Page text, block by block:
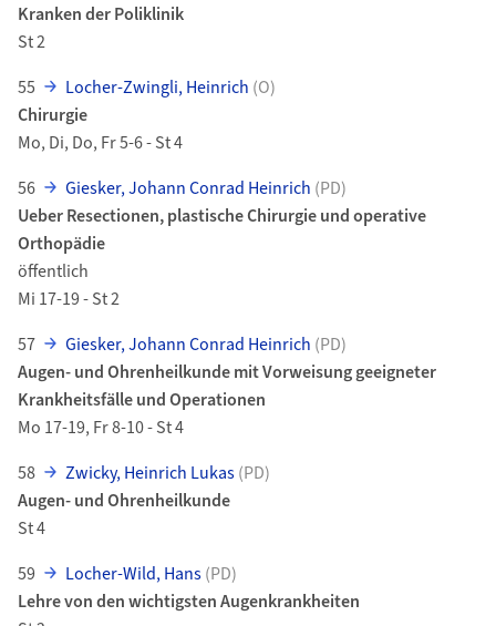
Kranken der Poliklinik
St 2
55
Locher-Zwingli, Heinrich (O)
Chirurgie
Mo, Di, Do, Fr 5-6 - St 4
56
Giesker, Johann Conrad Heinrich (PD)
Ueber Resectionen, plastische Chirurgie und operative
Orthopädie
öffentlich
Mi 17-19 - St 2
57
Giesker, Johann Conrad Heinrich (PD)
Augen- und Ohrenheilkunde mit Vorweisung geeigneter
Krankheitsfälle und Operationen
Mo 17-19, Fr 8-10 - St 4
58
Zwicky, Heinrich Lukas(PD)
Augen- und Ohrenheilkunde
St 4
59
Locher-Wild, Hans(PD)
Lehre von den wichtigsten Augenkrankheiten